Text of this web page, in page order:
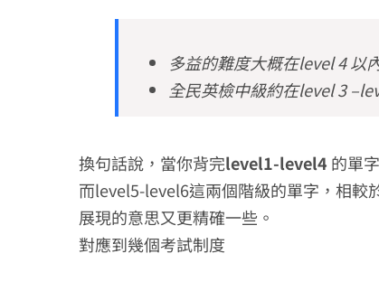
多益的難度大概在level 4 以
全民英檢中級約在level 3
換句話說，當你背完level1-level4 的單
而level5-level6這兩個階級的單字，相較
展現的意思又更精確一些。
對應到幾個考試制度